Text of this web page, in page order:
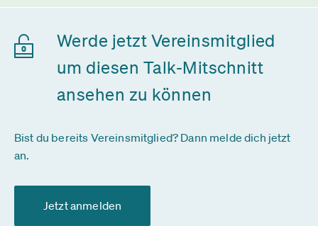
Werde jetzt Vereinsmitglied
um diesen Talk-Mitschnitt
ansehen zu können
Bist du bereits Vereinsmitglied? Dann melde dich jetzt
an.
Jetzt anmelden